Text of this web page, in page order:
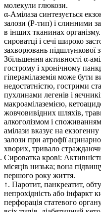
молекули глюкози.
α-Амілаза синтезується
залози (Р-тип) і слинними
в інших тканинах
сироватці і сечі широко
захворювань підшлункової
Збільшення активності α-
гострому і хронічному
гіперамілаземія може бути
недостатністю, гострими
пухлинами легенів і
макроамілаземією,
жовчовивідних шляхів,
алкоголізмом і
амілази вказує на
залози при атрофії
хворих, тривало
Сироватка крові:
місяців низька; вона
першого року життя.
↑. Паротит, панкреатит,
непрохідність або інфаркт
перфорація статевого